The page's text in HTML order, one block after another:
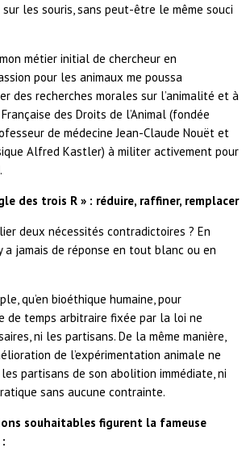
les souris, sans peut-être le même souci
métier initial de chercheur en
pour les animaux me poussa
des recherches morales sur l’animalité et à
des Droits de l’Animal (fondée
de médecine Jean-Claude Nouët et
Alfred Kastler) à militer activement pour
des trois R » : réduire, raffiner, remplacer
deux nécessités contradictoires ? En
a jamais de réponse en tout blanc ou en
qu’en bioéthique humaine, pour
de temps arbitraire fixée par la loi ne
ni les partisans. De la même manière,
de l’expérimentation animale ne
partisans de son abolition immédiate, ni
sans aucune contrainte.
souhaitables figurent la fameuse